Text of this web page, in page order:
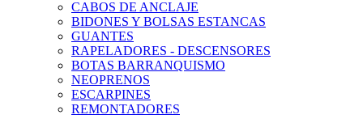
CABOS DE ANCLAJE
BIDONES Y BOLSAS ESTANCAS
GUANTES
RAPELADORES - DESCENSORES
BOTAS BARRANQUISMO
NEOPRENOS
ESCARPINES
REMONTADORES